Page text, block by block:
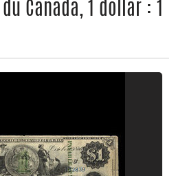
Canada, 1 dollar : 1